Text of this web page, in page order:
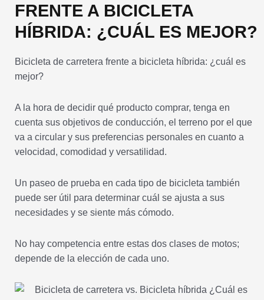
FRENTE A BICICLETA
HÍBRIDA: ¿CUÁL ES MEJOR?
Bicicleta de carretera frente a bicicleta híbrida: ¿cuál es
mejor?
A la hora de decidir qué producto comprar, tenga en
cuenta sus objetivos de conducción, el terreno por el que
va a circular y sus preferencias personales en cuanto a
velocidad, comodidad y versatilidad.
Un paseo de prueba en cada tipo de bicicleta también
puede ser útil para determinar cuál se ajusta a sus
necesidades y se siente más cómodo.
No hay competencia entre estas dos clases de motos;
depende de la elección de cada uno.